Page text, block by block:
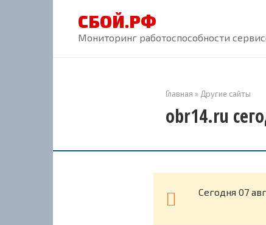
СБОЙ.РФ
Мониторинг работоспособности
Главная » Другие сайты
obr14.ru
Cегодня 07